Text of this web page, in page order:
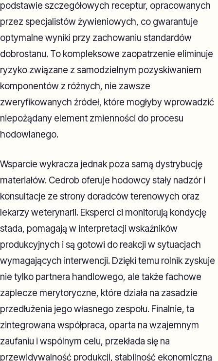
podstawie szczegółowych receptur, opracowanych
przez specjalistów żywieniowych, co gwarantuje
optymalne wyniki przy zachowaniu standardów
dobrostanu. To kompleksowe zaopatrzenie eliminuje
ryzyko związane z samodzielnym pozyskiwaniem
komponentów z różnych, nie zawsze
zweryfikowanych źródeł, które mogłyby wprowadzić
niepożądany element zmienności do procesu
hodowlanego.
Wsparcie wykracza jednak poza samą dystrybucję
materiałów. Cedrob oferuje hodowcy stały nadzór i
konsultacje ze strony doradców terenowych oraz
lekarzy weterynarii. Eksperci ci monitorują kondycję
stada, pomagają w interpretacji wskaźników
produkcyjnych i są gotowi do reakcji w sytuacjach
wymagających interwencji. Dzięki temu rolnik zyskuje
nie tylko partnera handlowego, ale także fachowe
zaplecze merytoryczne, które działa na zasadzie
przedłużenia jego własnego zespołu. Finalnie, ta
zintegrowana współpraca, oparta na wzajemnym
zaufaniu i wspólnym celu, przekłada się na
przewidywalność produkcji, stabilność ekonomiczną